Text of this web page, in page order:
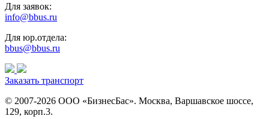
Для заявок:
info@bbus.ru
Для юр.отдела:
bbus@bbus.ru
Заказать транспорт
© 2007-2026 ООО «БизнесБас». Москва, Варшавское шоссе,
129, корп.3.